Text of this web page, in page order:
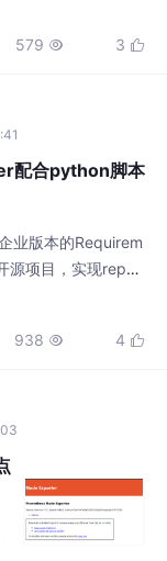
579  3 
配合python脚本
业版本的Requirem
项目，实现repor
938  4 